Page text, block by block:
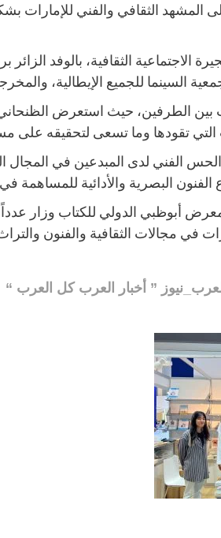
المشهد الثقافي والفني للإمارات
الثقافية، بالوفد الزائر
السينما للجميع الإيطالية،
بين الطرفين، حيث استعرض
تقودها وما تسعى لتحقيقه على
الفني لدى المبدعين في المجال
الفنون البصرية والأدائية
أبوظبي الدولي للكتاب وزار
في مجالات الثقافية والفنون
” أخبار العرب كل العرب “